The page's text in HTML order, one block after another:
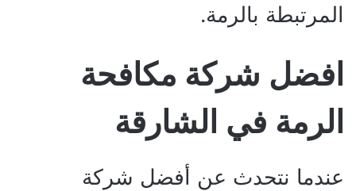
المرتبطة بالرمة.
افضل شركة مكافحة
الرمة في الشارقة
عندما نتحدث عن أفضل شركة